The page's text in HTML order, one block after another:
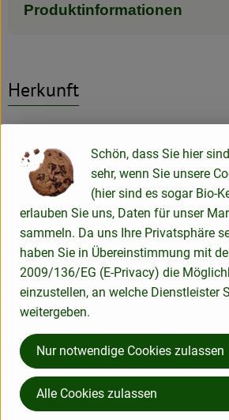
Produktinformationen
Herkunft
DE-37130 Rittmarshausen - Gleichen
zur Webseite
Unsere Bioland-Gärtnerei "Rote Rübe -
wird von Andreas Backfisch und Karl
Betriebsgemeinschaft bewirtschaften.
bauen wir nach ökologischen
verschiedenen Gemüsesorten und
Unser Schwerpunkt sind Salate,
Fenchel, Mangold, Zucchini, Bohnen,
viele mehr. Auf unserer Ackerfläche
Rhabarber und Erdbeeren, in unserer
Äpfel, Birnen, manches Jahr auch
Auf weiteren 7 Hektar Grünland
Schön, dass Sie hier
sehr, wenn Sie unsere
(hier sind es sogar Bio-
erlauben Sie uns, Daten für unser
sammeln. Da uns Ihre Privatsphäre
haben Sie in Übereinstimmung mit
2009/136/EG (E-Privacy) die
einzustellen, an welche Dienstleister
weitergeben.
Nur notwendige Cookies zulassen
Alle Cookies zulassen